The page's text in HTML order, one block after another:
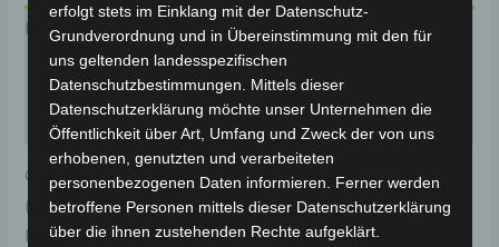
Beschreibung
Produktsicherheit
Rezensionen (0)
Original-Ersatzteil für das E-Lastendreirad Cargo Volt
(Modell: BP150, Hersteller: Saige). Das äußere
Dichtband sorgt für eine wasserdichte Abdichtung
erfolgt stets im Einklang mit der Datenschutz-
Grundverordnung und in Übereinstimmung mit den für
uns geltenden landesspezifischen
Datenschutzbestimmungen. Mittels dieser
Datenschutzerklärung möchte unser Unternehmen die
Öffentlichkeit über Art, Umfang und Zweck der von uns
erhobenen, genutzten und verarbeiteten
personenbezogenen Daten informieren. Ferner werden
betroffene Personen mittels dieser Datenschutzerklärung
über die ihnen zustehenden Rechte aufgeklärt.